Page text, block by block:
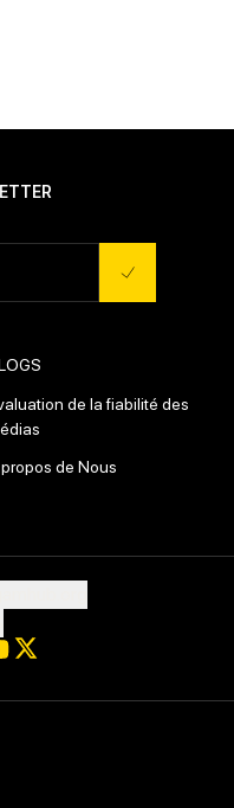
de la fiabilité des
de Nous